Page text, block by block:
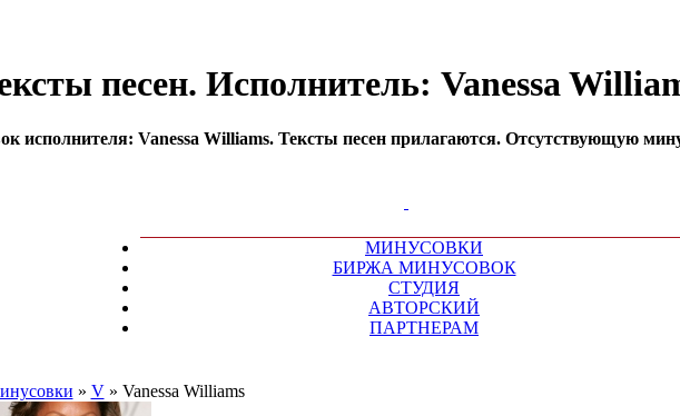
песен. Исполнитель: Vanessa
исполнителя: Vanessa Williams. Тексты песен прилагаются. Отсутствующую
МИНУСОВКИ
БИРЖА МИНУСОВОК
СТУДИЯ
АВТОРСКИЙ
ПАРТНЕРАМ
» V» Vanessa Williams